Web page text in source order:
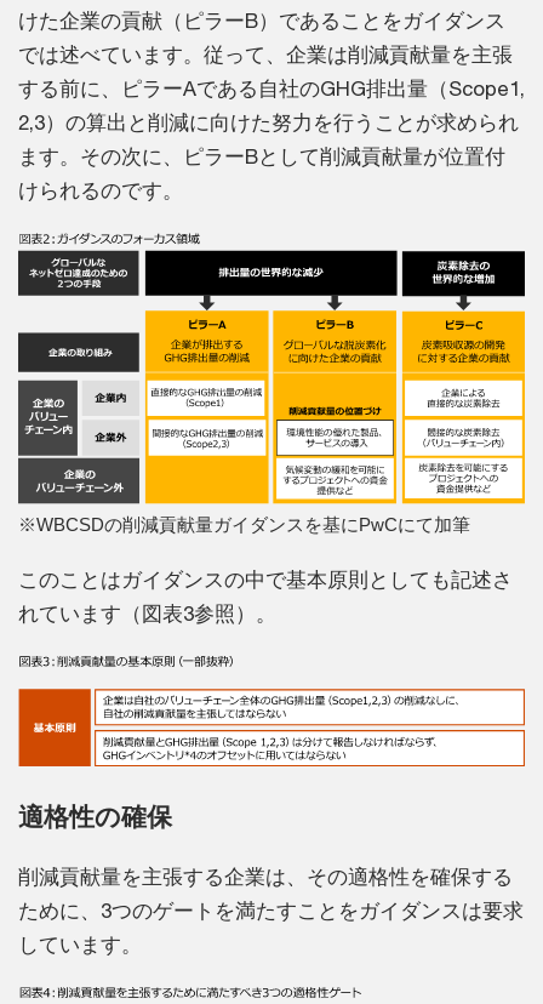
けた企業の貢献（ピラーB）であることをガイダンス
では述べています。従って、企業は削減貢献量を主張
する前に、ピラーAである自社のGHG排出量（Scope1,
2,3）の算出と削減に向けた努力を行うことが求められ
ます。その次に、ピラーBとして削減貢献量が位置付
けられるのです。
※WBCSDの削減貢献量ガイダンスを基にPwCにて加筆
このことはガイダンスの中で基本原則としても記述さ
れています（図表3参照）。
適格性の確保
削減貢献量を主張する企業は、その適格性を確保する
ために、3つのゲートを満たすことをガイダンスは要求
しています。